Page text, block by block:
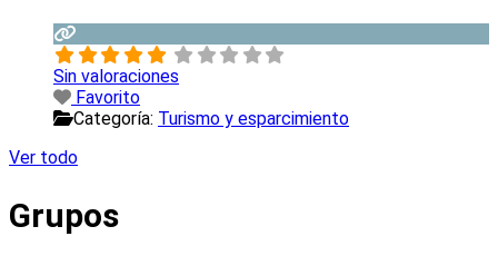
Sin valoraciones
Favorito
Categoría: Turismo y esparcimiento
Ver todo
Grupos